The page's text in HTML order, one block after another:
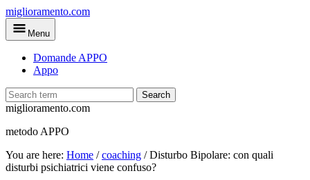
Skip
to
main
miglioramento.com
Menu
Domande APPO
Appo
Search
miglioramento.com
metodo APPO
You are here: Home /coaching /Disturbo Bipolare: con quali
disturbi psichiatrici viene confuso?